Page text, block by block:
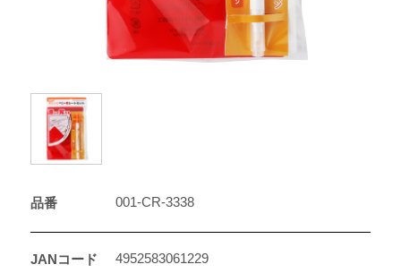
品番 001-CR-3338
JANコード 4952583061229